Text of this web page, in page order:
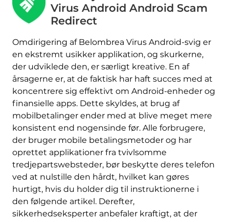
Virus Android Android Scam
Redirect
Omdirigering af Belombrea Virus Android-svig er
en ekstremt usikker applikation, og skurkerne,
der udviklede den, er særligt kreative. En af
årsagerne er, at de faktisk har haft succes med at
koncentrere sig effektivt om Android-enheder og
finansielle apps. Dette skyldes, at brug af
mobilbetalinger ender med at blive meget mere
konsistent end nogensinde før. Alle forbrugere,
der bruger mobile betalingsmetoder og har
oprettet applikationer fra tvivlsomme
tredjepartswebsteder, bør beskytte deres telefon
ved at nulstille den hårdt, hvilket kan gøres
hurtigt, hvis du holder dig til instruktionerne i
den følgende artikel. Derefter,
sikkerhedseksperter anbefaler kraftigt, at der